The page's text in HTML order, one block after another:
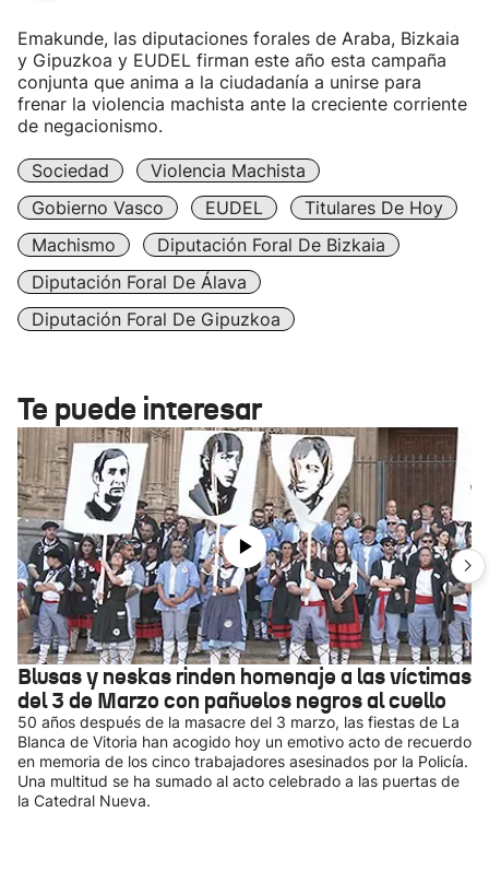
Emakunde, las diputaciones forales de Araba, Bizkaia
y Gipuzkoa y EUDEL firman este año esta campaña
conjunta que anima a la ciudadanía a unirse para
frenar la violencia machista ante la creciente corriente
de negacionismo.
Sociedad
Violencia Machista
Gobierno Vasco
EUDEL
Titulares De Hoy
Machismo
Diputación Foral De Bizkaia
Diputación Foral De Álava
Diputación Foral De Gipuzkoa
Te puede interesar
Blusas y neskas rinden homenaje a las víctimas
del 3 de Marzo con pañuelos negros al cuello
50 años después de la masacre del 3 marzo, las fiestas de La
Blanca de Vitoria han acogido hoy un emotivo acto de recuerdo
en memoria de los cinco trabajadores asesinados por la Policía.
Una multitud se ha sumado al acto celebrado a las puertas de
la Catedral Nueva.